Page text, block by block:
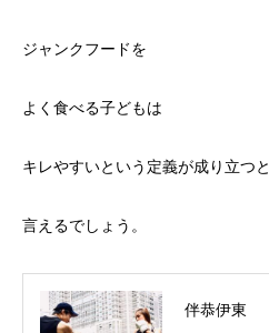
ジャンクフードを
よく食べる子どもは
キレやすいという定義が成り立つと
言えるでしょう。
伴恭伊東